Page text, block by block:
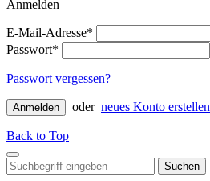
Anmelden
E-Mail-Adresse*
Passwort*
Passwort vergessen?
Anmelden oder neues Konto erstellen
Back to Top
Suchen